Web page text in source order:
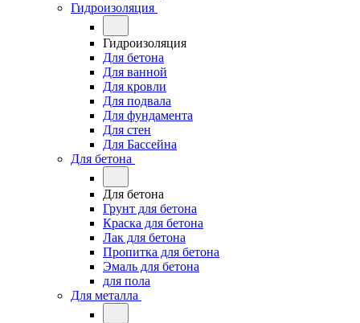
Гидроизоляция
Гидроизоляция
Для бетона
Для ванной
Для кровли
Для подвала
Для фундамента
Для стен
Для Бассейна
Для бетона
Для бетона
Грунт для бетона
Краска для бетона
Лак для бетона
Пропитка для бетона
Эмаль для бетона
для пола
Для металла